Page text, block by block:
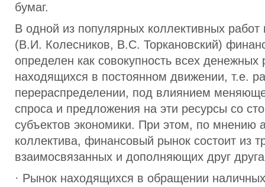
бумаг.
В одной из популярных коллективных
(В.И. Колесников, В.С. Торкановский)
определен как совокупность всех денежных
находящихся в постоянном движении, т.е.
перераспределении, под влиянием
спроса и предложения на эти ресурсы со
субъектов экономики. При этом, по мнению
коллектива, финансовый рынок состоит из
взаимосвязанных и дополняющих друг
· Рынок находящихся в обращении